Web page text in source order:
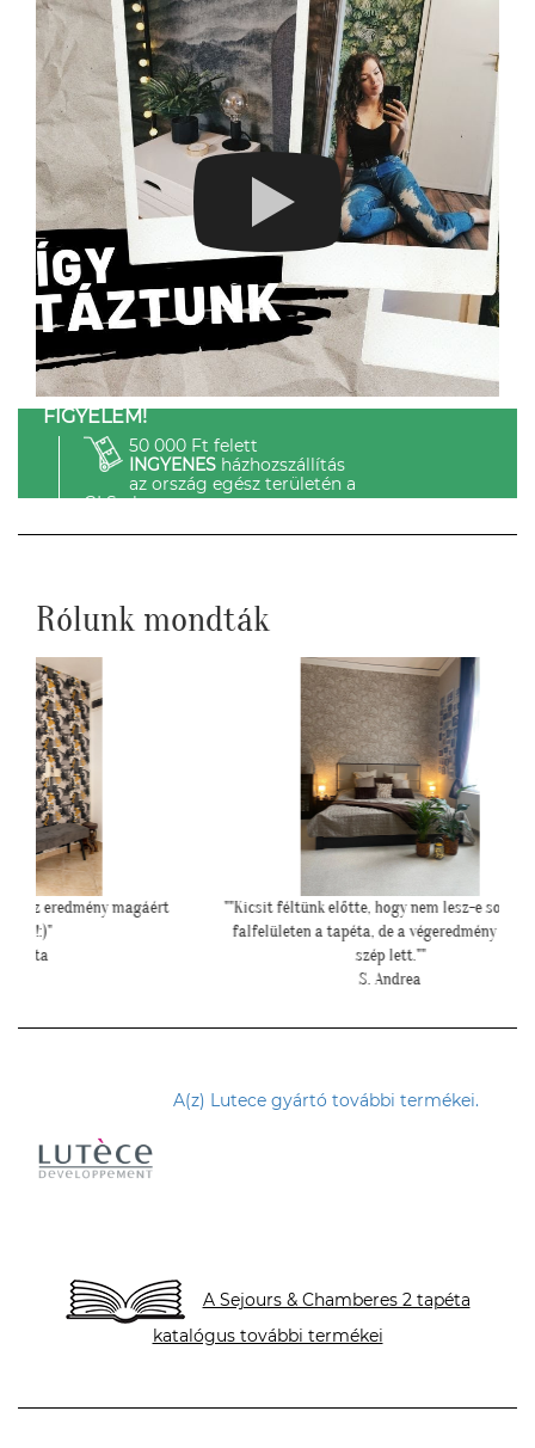
FIGYELEM!
50 000 Ft felett
INGYENESházhozszállítás
az ország egész területén a
GLS-el.
Rólunk mondták
""Kicsit féltünk előtte, hogy nem lesz-e sok ekkora
falfelületen a tapéta, de a végeredmény nagyon
A(z) Lutece gyártó további termékei.
A Sejours & Chamberes 2 tapéta
katalógus további termékei